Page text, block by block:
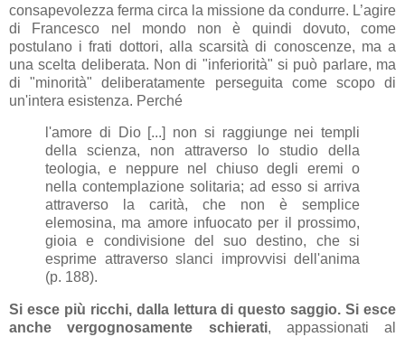
consapevolezza ferma circa la missione da condurre. L’agire
di Francesco nel mondo non è quindi dovuto, come
postulano i frati dottori, alla scarsità di conoscenze, ma a
una scelta deliberata. Non di "inferiorità" si può parlare, ma
di "minorità" deliberatamente perseguita come scopo di
un'intera esistenza. Perché
l'amore di Dio [...] non si raggiunge nei templi
della scienza, non attraverso lo studio della
teologia, e neppure nel chiuso degli eremi o
nella contemplazione solitaria; ad esso si arriva
attraverso la carità, che non è semplice
elemosina, ma amore infuocato per il prossimo,
gioia e condivisione del suo destino, che si
esprime attraverso slanci improvvisi dell'anima
(p. 188).
Si esce più ricchi, dalla lettura di questo saggio. Si esce
anche vergognosamente schierati, appassionati al